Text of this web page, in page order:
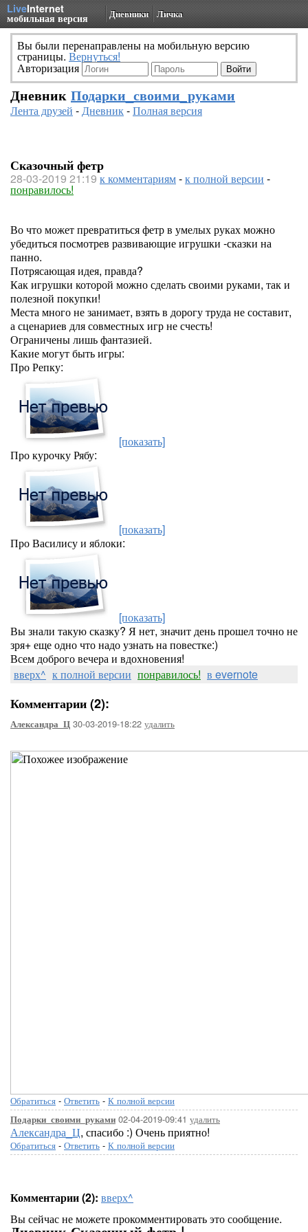
LiveInternet
мобильная версия Дневники Личка
Вы были перенаправлены на мобильную версию
страницы. Вернуться!
Авторизация
Дневник Подарки_своими_руками
Лента друзей -Дневник-Полная версия
Сказочный фетр
28-03-2019 21:19 к комментариям-к полной версии -
понравилось!
Во что может превратиться фетр в умелых руках можно
убедиться посмотрев развивающие игрушки -сказки на
панно.
Потрясающая идея, правда?
Как игрушки которой можно сделать своими руками, так и
полезной покупки!
Места много не занимает, взять в дорогу труда не составит,
а сценариев для совместных игр не счесть!
Ограничены лишь фантазией.
Какие могут быть игры:
Про Репку:
[показать]
Про курочку Рябу:
[показать]
Про Василису и яблоки:
[показать]
Вы знали такую сказку? Я нет, значит день прошел точно не
зря+ еще одно что надо узнать на повестке:)
Всем доброго вечера и вдохновения!
вверх^ к полной версии понравилось! в evernote
Комментарии (2):
Александра_Ц 30-03-2019-18:22 удалить
Обратиться - Ответить - К полной версии
Подарки_своими_руками 02-04-2019-09:41 удалить
Александра_Ц, спасибо :) Очень приятно!
Обратиться - Ответить - К полной версии
Комментарии (2): вверх^
Вы сейчас не можете прокомментировать это сообщение.